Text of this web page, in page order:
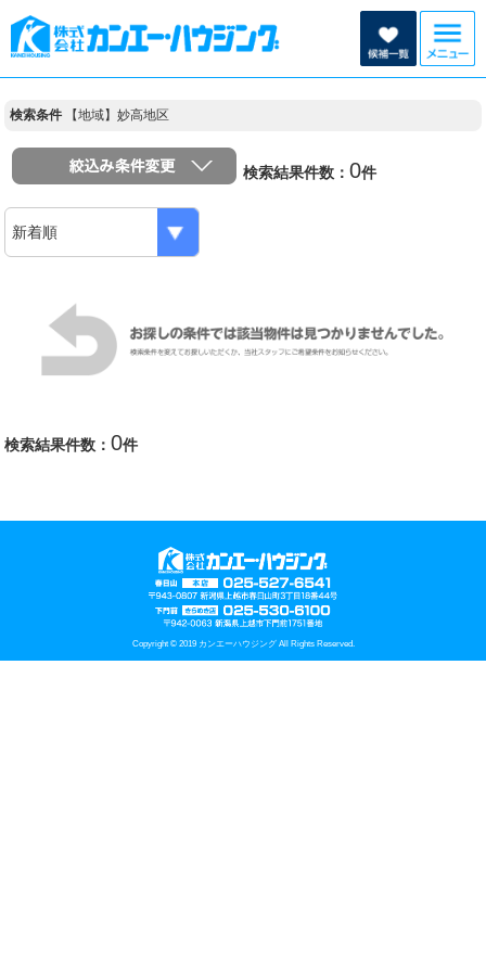
検索条件 【地域】妙高地区
検索結果件数： 0件
検索結果件数：0件
Copyright © 2019 カンエーハウジング All Rights Reserved.